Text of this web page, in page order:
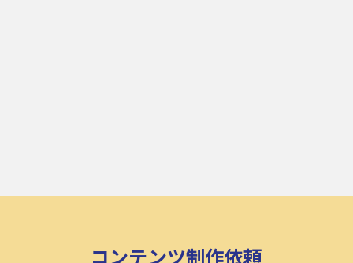
コンテンツ制作依頼